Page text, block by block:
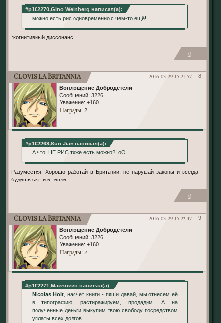
#p102270,Gino Weinberg написал(а):
можно есть рис одновременно с чем-то ещё!
*когнитивный диссонанс*
0
8
2016-03-29 15:21:57
Clovis la Britannia
Воплощение Добродетели
Сообщений: 3226
Уважение: +160
Награды: 2
#p102268,Sun Jian написал(а):
А что, НЕ РИС тоже есть можно?! оО
Разумеется! Хорошо работай в Британии, не нарушай законы и всегда
будешь сыт и в тепле!
0
9
2016-03-29 15:22:47
Clovis la Britannia
Воплощение Добродетели
Сообщений: 3226
Уважение: +160
Награды: 2
#p102271,Маковкин написал(а):
Nicolas Holt , насчет книги - пиши давай, мы отнесем её
в типографию, растиражируем, продадим. А на
полученные деньги выкупим твою свободу посредством
уплаты всех долгов.